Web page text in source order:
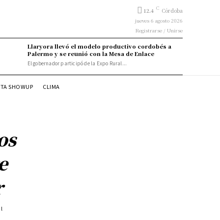
12.4 C Córdoba
jueves 6 agosto 2026
Registrarse / Unirse
Llaryora llevó el modelo productivo cordobés a
Palermo y se reunió con la Mesa de Enlace
El gobernador participó de la Expo Rural...
SHOWUP CLIMA